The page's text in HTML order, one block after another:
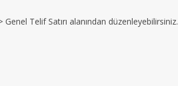
Telif Satırı alanından düzenleyebilirsiniz.